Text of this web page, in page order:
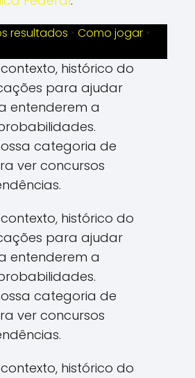
resultados • Como jogar •
histórico do
para ajudar
entenderem a
categoria de
ver concursos
histórico do
para ajudar
entenderem a
categoria de
ver concursos
histórico do